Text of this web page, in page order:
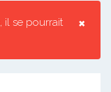
×
, il se pourrait